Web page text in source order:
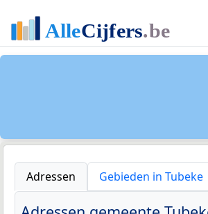
Adressen Gebieden in Tubeke